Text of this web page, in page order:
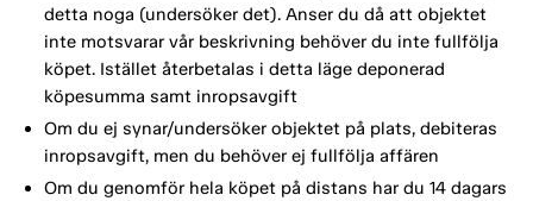
detta noga (undersöker det). Anser du då att objektet
inte motsvarar vår beskrivning behöver du inte fullfölja
köpet. Istället återbetalas i detta läge deponerad
köpesumma samt inropsavgift
Om du ej synar/undersöker objektet på plats, debiteras
inropsavgift, men du behöver ej fullfölja affären
Om du genomför hela köpet på distans har du 14 dagars